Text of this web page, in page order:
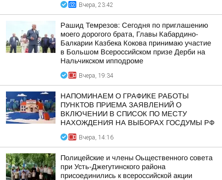
Вчера, 23:42
Рашид Темрезов: Сегодня по приглашению
моего дорогого брата, Главы Кабардино-
Балкарии Казбека Кокова принимаю участие
в Большом Всероссийском призе Дерби на
Нальчикском ипподроме
Вчера, 19:34
НАПОМИНАЕМ О ГРАФИКЕ РАБОТЫ
ПУНКТОВ ПРИЕМА ЗАЯВЛЕНИЙ О
ВКЛЮЧЕНИИ В СПИСОК ПО МЕСТУ
НАХОЖДЕНИЯ НА ВЫБОРАХ ГОСДУМЫ РФ
Вчера, 14:16
Полицейские и члены Оьщественного совета
при Усть-Джегутинского района
присоединились к всероссийской акции